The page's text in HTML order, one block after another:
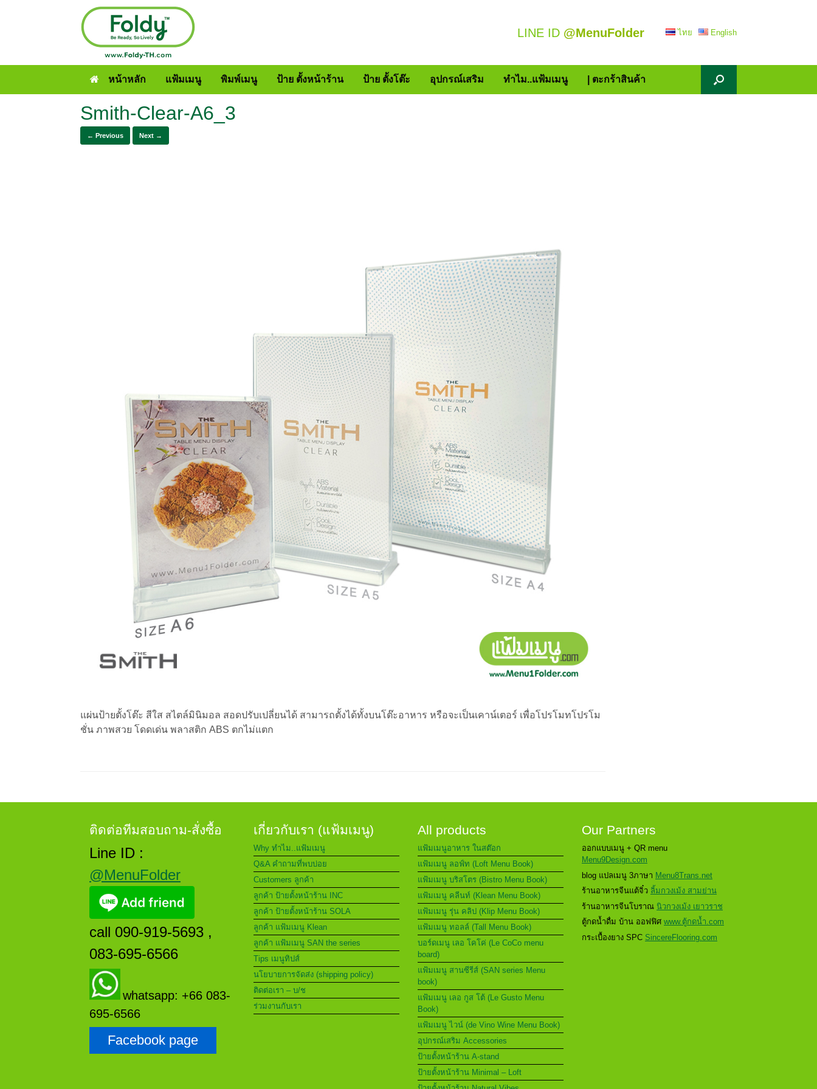
LINE ID @MenuFolder ไทย English
หน้าหลัก แฟ้มเมนู พิมพ์เมนู ป้าย ตั้งหน้าร้าน ป้าย ตั้งโต๊ะ อุปกรณ์เสริม ทำไม..แฟ้มเมนู | ตะกร้าสินค้า
Smith-Clear-A6_3
← Previous Next →
แผ่นป้ายตั้งโต๊ะ สีใส สไตล์มินิมอล สอดปรับเปลี่ยนได้ สามารถตั้งได้ทั้งบนโต๊ะอาหาร หรือจะเป็นเคาน์เตอร์ เพื่อโปรโมทโปรโม
ชั่น ภาพสวย โดดเด่น พลาสติก ABS ตกไม่แตก
ติดต่อทีมสอบถาม-สั่งซื้อ
Line ID :
@MenuFolder
call 090-919-5693 ,
083-695-6566
whatsapp: +66 083-
695-6566
Facebook page
เกี่ยวกับเรา (แฟ้มเมนู)
Why ทำไม..แฟ้มเมนู
Q&A คำถามที่พบบ่อย
Customers ลูกค้า
ลูกค้า ป้ายตั้งหน้าร้าน INC
ลูกค้า ป้ายตั้งหน้าร้าน SOLA
ลูกค้า แฟ้มเมนู Klean
ลูกค้า แฟ้มเมนู SAN the series
Tips เมนูทิปส์
นโยบายการจัดส่ง (shipping policy)
ติดต่อเรา – บ/ช
ร่วมงานกับเรา
All products
แฟ้มเมนูอาหาร ในสต๊อก
แฟ้มเมนู ลอฟ์ท (Loft Menu Book)
แฟ้มเมนู บริสโตร (Bistro Menu Book)
แฟ้มเมนู คลีนท์ (Klean Menu Book)
แฟ้มเมนู รุ่น คลิป (Klip Menu Book)
แฟ้มเมนู ทอลล์ (Tall Menu Book)
บอร์ดเมนู เลอ โคโค่ (Le CoCo menu
board)
แฟ้มเมนู สานซีรีส์ (SAN series Menu
book)
แฟ้มเมนู เลอ กูส โต้ (Le Gusto Menu
Book)
แฟ้มเมนู ไวน์ (de Vino Wine Menu Book)
อุปกรณ์เสริม Accessories
ป้ายตั้งหน้าร้าน A-stand
ป้ายตั้งหน้าร้าน Minimal – Loft
Our Partners
ออกแบบเมนู + QR menu
Menu9Design.com
blog แปลเมนู 3ภาษา Menu8Trans.net
ร้านอาหารจีนแต้จิ๋ว ลิ้มกวงเม้ง สามย่าน
ร้านอาหารจีนโบราณ นิวกวงเม้ง เยาวราช
ตู้กดน้ำดื่ม บ้าน ออฟฟิศ www.ตู้กดน้ำ.com
กระเบื้องยาง SPC SincereFlooring.com